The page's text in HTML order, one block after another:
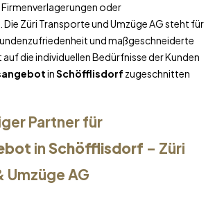
, Firmenverlagerungen oder
Züri Transporte und Umzüge AG steht für
und maßgeschneiderte
die individuellen Bedürfnisse der Kunden
inSchöfflisdorf zugeschnitten
Partner für
inSchöfflisdorf – Züri
Umzüge AG